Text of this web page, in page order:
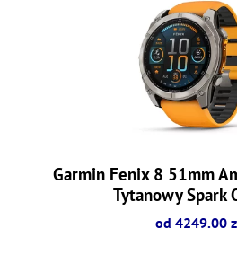
Garmin Fenix 8 51mm
Tytanowy Spark
od 4249.00